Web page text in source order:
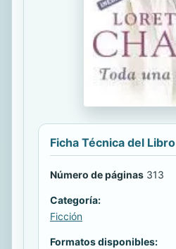
Ficha Técnica del Libro
Número de páginas 313
Categoría:
Ficción
Formatos disponibles: